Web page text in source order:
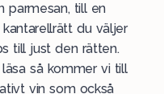
parmesan, till en
du väljer
till just den rätten.
så kommer vi till
vin som också